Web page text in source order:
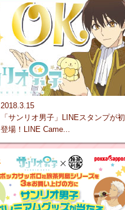
2018.3.15
「サンリオ男子」LINEスタンプが初
登場！LINE Came...